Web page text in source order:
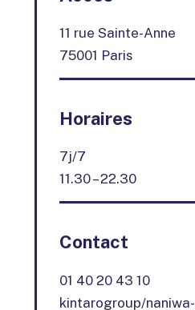
11 rue Sainte-Anne
75001 Paris
Horaires
7j/7
11.30 – 22.30
Contact
01 40 20 43 10
kintarogroup/